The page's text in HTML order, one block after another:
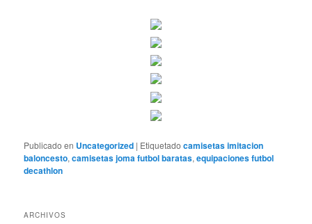
Publicado en Uncategorized | Etiquetado camisetas imitacion
baloncesto,camisetas joma futbol baratas,equipaciones futbol
decathlon
ARCHIVOS